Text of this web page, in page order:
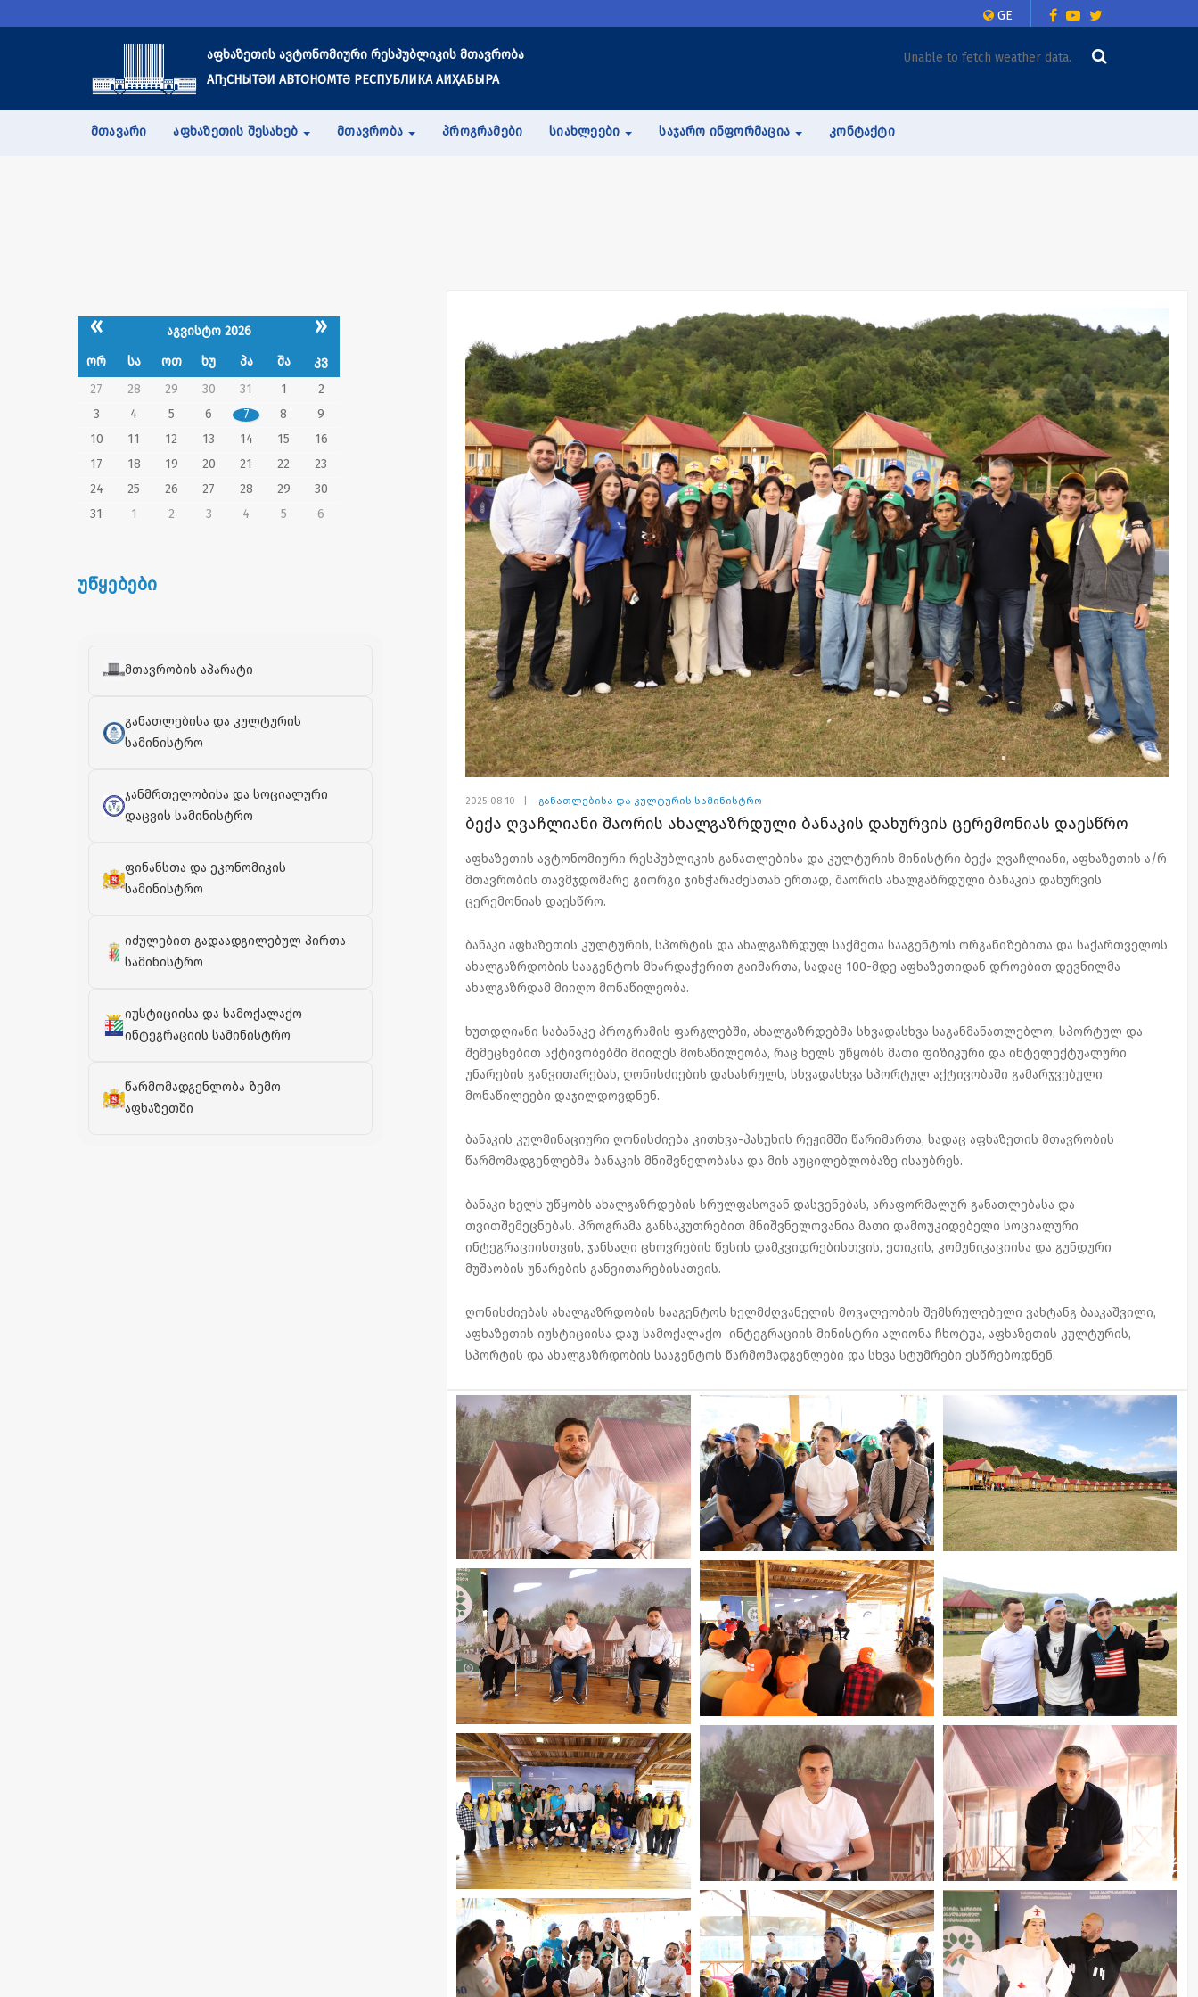
GE
აფხაზეთის ავტონომიური რესპუბლიკის მთავრობა
АҦСНЫТӘИ АВТОНОМТӘ РЕСПУБЛИКА АИҲАБЫРА
Unable to fetch weather data.
ᲛᲗᲐᲕᲐᲠᲘ ᲐᲤᲮᲐᲖᲔᲗᲘᲡ ᲨᲔᲡᲐᲮᲔᲑ ᲛᲗᲐᲕᲠᲝᲑᲐ ᲞᲠᲝᲒᲠᲐᲛᲔᲑᲘ ᲡᲘᲐᲮᲚᲔᲔᲑᲘ ᲡᲐᲯᲐᲠᲝ ᲘᲜᲤᲝᲠᲛᲐᲪᲘᲐ ᲙᲝᲜᲢᲐᲥᲢᲘ
« აგვისტო 2026 »
ორ სა ოთ ხუ პა შა
კვ
27
28 29 30 31 1
2
3
4 5 6 7 8
9
10
11 12 13 14 15
16
17
18 19 20 21 22
23
24
25 26 27 28 29
30
31
1 2 3 4 5 6
უწყებები
მთავრობის აპარატი
განათლებისა და კულტურის
სამინისტრო
ჯანმრთელობისა და სოციალური
დაცვის სამინისტრო
ფინანსთა და ეკონომიკის
სამინისტრო
იძულებით გადაადგილებულ პირთა
სამინისტრო
იუსტიციისა და სამოქალაქო
ინტეგრაციის სამინისტრო
წარმომადგენლობა ზემო
აფხაზეთში
2025-08-10 განათლებისა და კულტურის სამინისტრო
ბექა ღვაჩლიანი შაორის ახალგაზრდული ბანაკის დახურვის ცერემონიას დაესწრო
აფხაზეთის ავტონომიური რესპუბლიკის განათლებისა და კულტურის მინისტრი ბექა ღვაჩლიანი, აფხაზეთის ა/რ
მთავრობის თავმჯდომარე გიორგი ჯინჭარაძესთან ერთად, შაორის ახალგაზრდული ბანაკის დახურვის
ცერემონიას დაესწრო.
ბანაკი აფხაზეთის კულტურის, სპორტის და ახალგაზრდულ საქმეთა სააგენტოს ორგანიზებითა და საქართველოს
ახალგაზრდობის სააგენტოს მხარდაჭერით გაიმართა, სადაც 100-მდე აფხაზეთიდან დროებით დევნილმა
ახალგაზრდამ მიიღო მონაწილეობა.
ხუთდღიანი საბანაკე პროგრამის ფარგლებში, ახალგაზრდებმა სხვადასხვა საგანმანათლებლო, სპორტულ და
შემეცნებით აქტივობებში მიიღეს მონაწილეობა, რაც ხელს უწყობს მათი ფიზიკური და ინტელექტუალური
უნარების განვითარებას, ღონისძიების დასასრულს, სხვადასხვა სპორტულ აქტივობაში გამარჯვებული
მონაწილეები დაჯილდოვდნენ.
ბანაკის კულმინაციური ღონისძიება კითხვა-პასუხის რეჟიმში წარიმართა, სადაც აფხაზეთის მთავრობის
წარმომადგენლებმა ბანაკის მნიშვნელობასა და მის აუცილებლობაზე ისაუბრეს.
ბანაკი ხელს უწყობს ახალგაზრდების სრულფასოვან დასვენებას, არაფორმალურ განათლებასა და
თვითშემეცნებას. პროგრამა განსაკუთრებით მნიშვნელოვანია მათი დამოუკიდებელი სოციალური
ინტეგრაციისთვის, ჯანსაღი ცხოვრების წესის დამკვიდრებისთვის, ეთიკის, კომუნიკაციისა და გუნდური
მუშაობის უნარების განვითარებისათვის.
ღონისძიებას ახალგაზრდობის სააგენტოს ხელმძღვანელის მოვალეობის შემსრულებელი ვახტანგ ბააკაშვილი,
აფხაზეთის იუსტიციისა დაუ სამოქალაქო ინტეგრაციის მინისტრი ალიონა ჩხოტუა, აფხაზეთის კულტურის,
სპორტის და ახალგაზრდობის სააგენტოს წარმომადგენლები და სხვა სტუმრები ესწრებოდნენ.